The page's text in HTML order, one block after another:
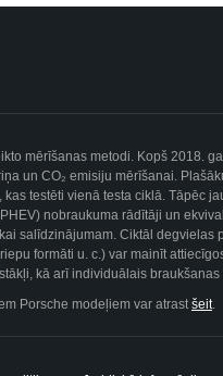
mērīšanas metodi. Kopš 2018.
un CO₂ emisiju mērīšanai.
testēti vienā testa ciklā. Tāpēc
nobraukuma rādītāji un
salīdzinājumam. Ciktāl
formāti u. c.) var mainīt
kā arī individuālais
Porsche modeļiem var atrastšeit.